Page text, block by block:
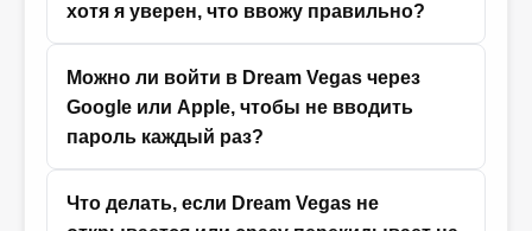
хотя я уверен, что ввожу правильно?
Можно ли войти в Dream Vegas через
Google или Apple, чтобы не вводить
пароль каждый раз?
Что делать, если Dream Vegas не